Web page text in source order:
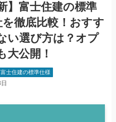
】富士住建の標準
徹底比較！おすす
い選び方は？オプ
大公開！
富士住建の標準仕様